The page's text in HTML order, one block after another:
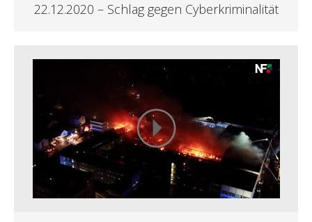
22.12.2020 – Schlag gegen Cyberkriminalität